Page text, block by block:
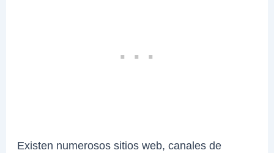
Existen numerosos sitios web, canales de